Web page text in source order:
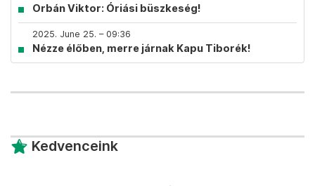
Orbán Viktor: Óriási büszkeség!
2025. June 25. – 09:36
Nézze élőben, merre járnak Kapu Tiborék!
Kedvenceink